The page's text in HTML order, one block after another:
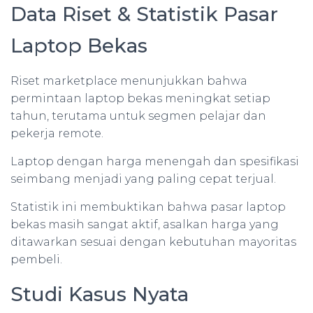
Data Riset & Statistik Pasar
Laptop Bekas
Riset marketplace menunjukkan bahwa
permintaan laptop bekas meningkat setiap
tahun, terutama untuk segmen pelajar dan
pekerja remote.
Laptop dengan harga menengah dan spesifikasi
seimbang menjadi yang paling cepat terjual.
Statistik ini membuktikan bahwa pasar laptop
bekas masih sangat aktif, asalkan harga yang
ditawarkan sesuai dengan kebutuhan mayoritas
pembeli.
Studi Kasus Nyata